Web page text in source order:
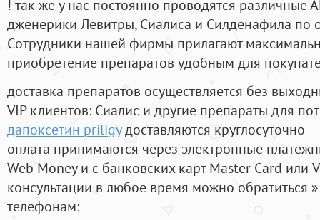
! так же у нас постоянно проводятся
дженерики Левитры, Сиалиса и Силденафила по
Cотрудники нашей фирмы прилагают
приобретение препаратов удобным для
доставка препаратов осуществляется без
VIP клиентов: Сиалис и другие препараты для
дапоксетин priligyдоставляются круглосуточно
оплата принимаются через электронные
Web Money и с банковских карт Master Card или
консультации в любое время можно обратиться
телефонам: